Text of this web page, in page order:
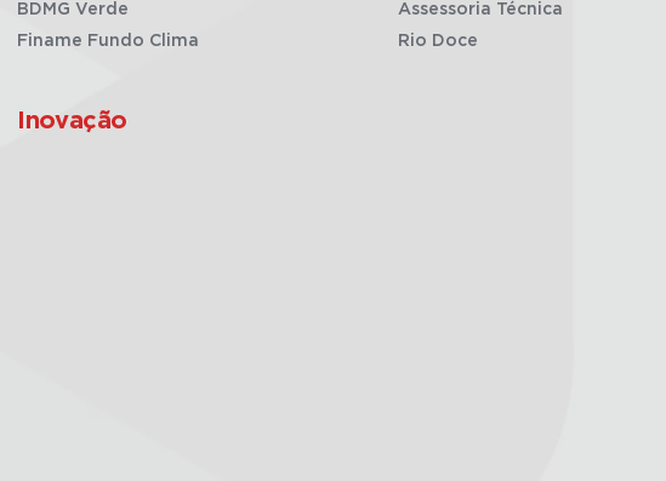
BDMG Verde
Finame Fundo Clima
Inovação
Assessoria Técnica
Rio Doce